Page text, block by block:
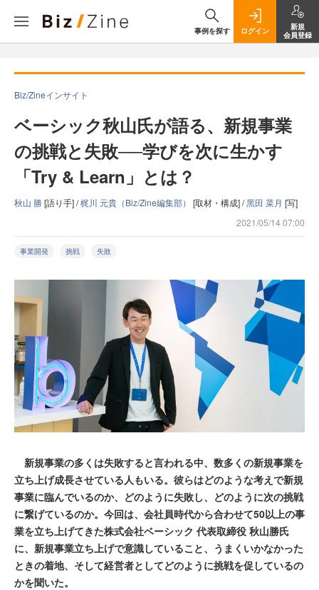
事例を探す ログイン
新規
会員登録
Biz/Zineインサイト
ベーシック秋山氏が語る、新規事業
の挑戦と失敗──学びを次に生かす
「Try & Learn」とは？
秋山 勝 [語り手] /梶川 元貴（Biz/Zine編集部） [取材・構成] /黑田 菜月 [写]
2021/05/14 07:00
事業開発 挑戦 失敗
新規事業の多くは失敗すると言われる中、数多くの新規事業を
立ち上げ成長させている人もいる。彼らはどのような考えで新規
事業に臨んでいるのか、どのように失敗し、どのように次の挑戦
に繋げているのか。今回は、会社員時代から合わせて50以上の事
業を立ち上げてきた株式会社ベーシック 代表取締役 秋山勝氏
に、新規事業立ち上げで意識していること、うまくいかなかった
ときの着地、そして経営者としてどのように挑戦を促しているの
かを聞いた。